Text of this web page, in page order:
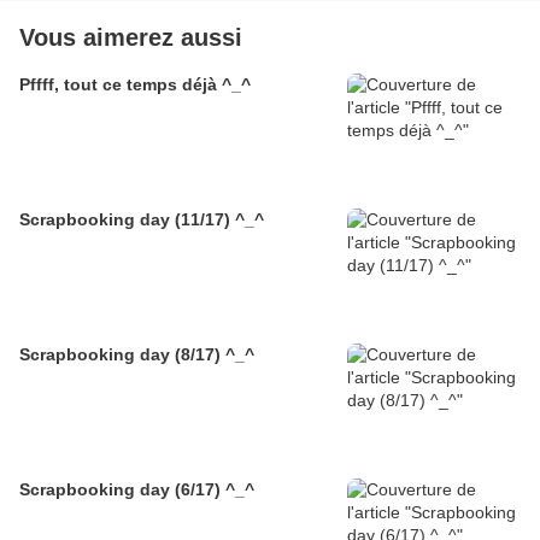
Vous aimerez aussi
Pffff, tout ce temps déjà ^_^
Scrapbooking day (11/17) ^_^
Scrapbooking day (8/17) ^_^
Scrapbooking day (6/17) ^_^